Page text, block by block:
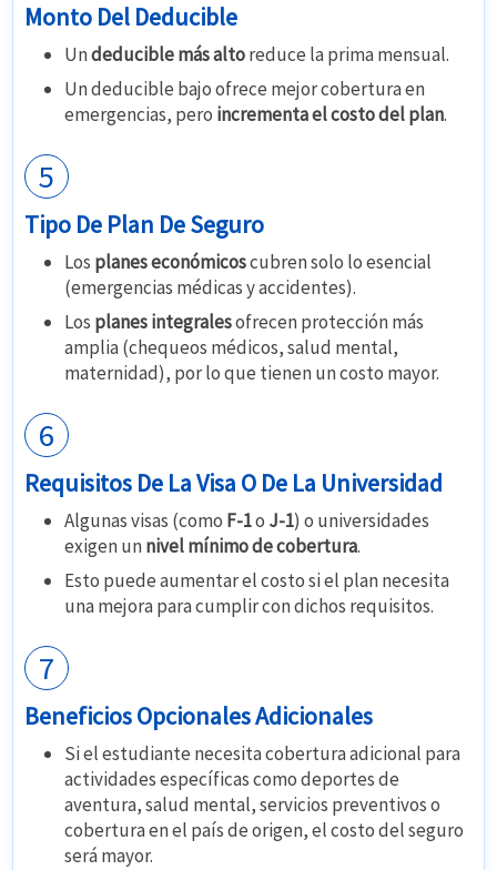
Monto Del Deducible
Undeducible más altoreduce la prima mensual.
Un deducible bajo ofrece mejor cobertura en
emergencias, pero incrementa el costo del plan.
5
Tipo De Plan De Seguro
Los planes económicoscubren solo lo esencial
(emergencias médicas y accidentes).
Los planes integralesofrecen protección más
amplia (chequeos médicos, salud mental,
maternidad), por lo que tienen un costo mayor.
6
Requisitos De La Visa O De La Universidad
Algunas visas (como F-1o J-1) o universidades
exigen unnivel mínimo de cobertura.
Esto puede aumentar el costo si el plan necesita
una mejora para cumplir con dichos requisitos.
7
Beneficios Opcionales Adicionales
Si el estudiante necesita cobertura adicional para
actividades específicas como deportes de
aventura, salud mental, servicios preventivos o
cobertura en el país de origen, el costo del seguro
será mayor.